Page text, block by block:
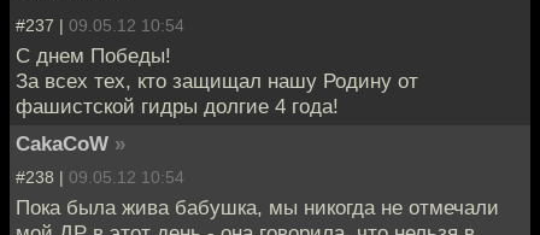
#237 | 09.05.12 10:54
С днем Победы!
За всех тех, кто защищал нашу Родину от
фашистской гидры долгие 4 года!
CakaCoW »
#238 | 09.05.12 10:54
Пока была жива бабушка, мы никогда не отмечали